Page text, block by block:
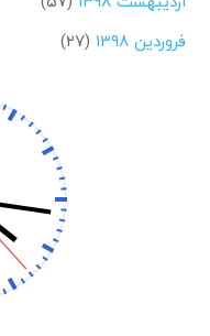
فروردین ۱۳۹۸
(۲۷)